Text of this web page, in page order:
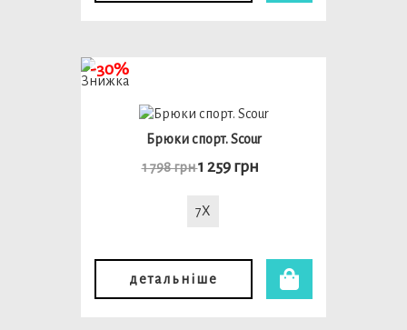
Брюки спорт. Scour
1 798 грн1 259 грн
7X
детальніше
-30%